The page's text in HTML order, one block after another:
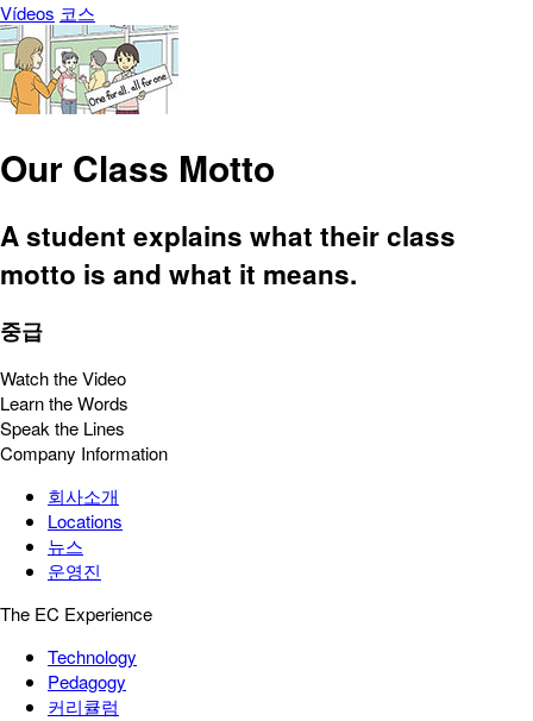
Vídeos 코스
Our Class Motto
A student explains what their class
motto is and what it means.
중급
Watch the Video
Learn the Words
Speak the Lines
Company Information
회사소개
Locations
뉴스
운영진
The EC Experience
Technology
Pedagogy
커리큘럼